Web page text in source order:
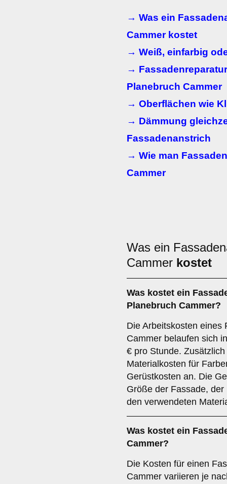
→ Was ein
Cammer kostet
→ Weiß, einfarbig
→
Planebruch Cammer
→ Oberflächen wie
→ Dämmung
Fassadenanstrich
→ Wie man
Cammer
Was ein
Cammer kostet
Was kostet ein
Planebruch Cammer?
Die Arbeitskosten eines
Cammer belaufen sich
€ pro Stunde.
Materialkosten für
Gerüstkosten an. Die
Größe der Fassade,
den verwendeten
Was kostet ein
Cammer?
Die Kosten für einen
Cammer variieren je